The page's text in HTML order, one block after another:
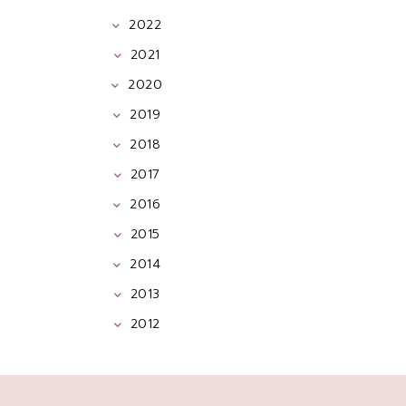
2022
2021
2020
2019
2018
2017
2016
2015
2014
2013
2012